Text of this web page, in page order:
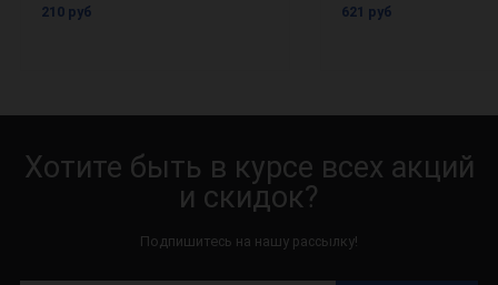
210 руб 621 руб
Хотите быть в курсе всех акций
и скидок?
Подпишитесь на нашу рассылку!